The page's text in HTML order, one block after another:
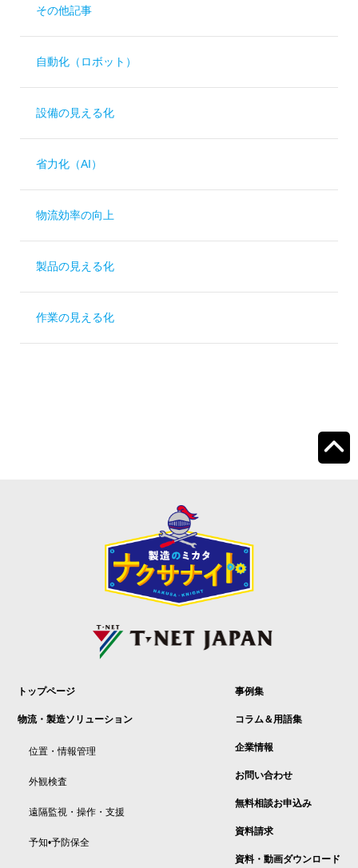
その他記事
自動化（ロボット）
設備の見える化
省力化（AI）
物流効率の向上
製品の見える化
作業の見える化
トップページ
物流・製造ソリューション
位置・情報管理
外観検査
遠隔監視・操作・支援
予知•予防保全
事例集
コラム＆用語集
企業情報
お問い合わせ
無料相談お申込み
資料請求
資料・動画ダウンロード